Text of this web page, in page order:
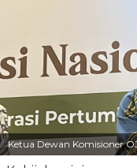
Ketua Dewan Komisioner